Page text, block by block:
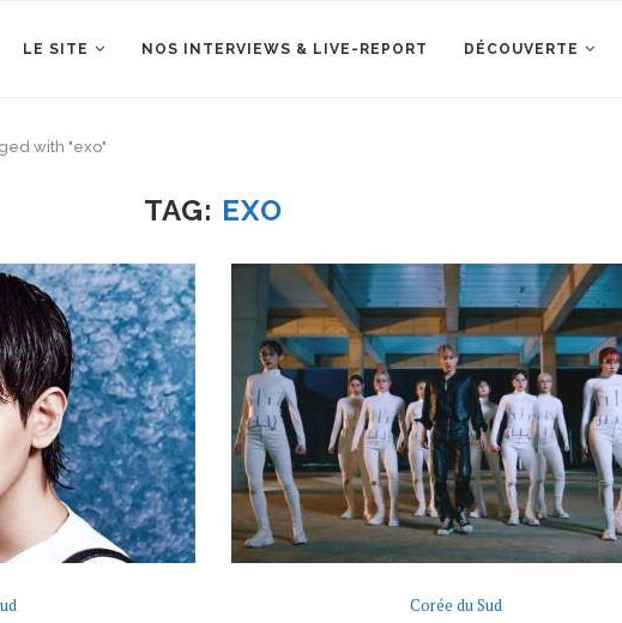
LE SITE NOS INTERVIEWS & LIVE-REPORT DÉCOUVERTE
with "exo"
TAG: EXO
Corée du Sud